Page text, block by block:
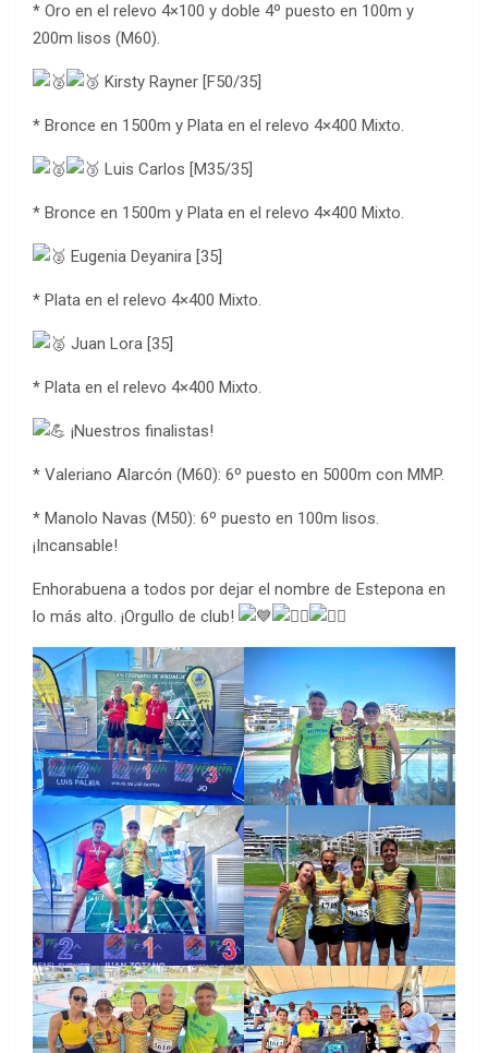
* Oro en el relevo 4×100 y doble 4º puesto en 100m y
200m lisos (M60).
Kirsty Rayner [F50/35]
* Bronce en 1500m y Plata en el relevo 4×400 Mixto.
Luis Carlos [M35/35]
* Bronce en 1500m y Plata en el relevo 4×400 Mixto.
Eugenia Deyanira [35]
* Plata en el relevo 4×400 Mixto.
Juan Lora [35]
* Plata en el relevo 4×400 Mixto.
¡Nuestros finalistas!
* Valeriano Alarcón (M60): 6º puesto en 5000m con MMP.
* Manolo Navas (M50): 6º puesto en 100m lisos.
¡Incansable!
Enhorabuena a todos por dejar el nombre de Estepona en
lo más alto. ¡Orgullo de club!